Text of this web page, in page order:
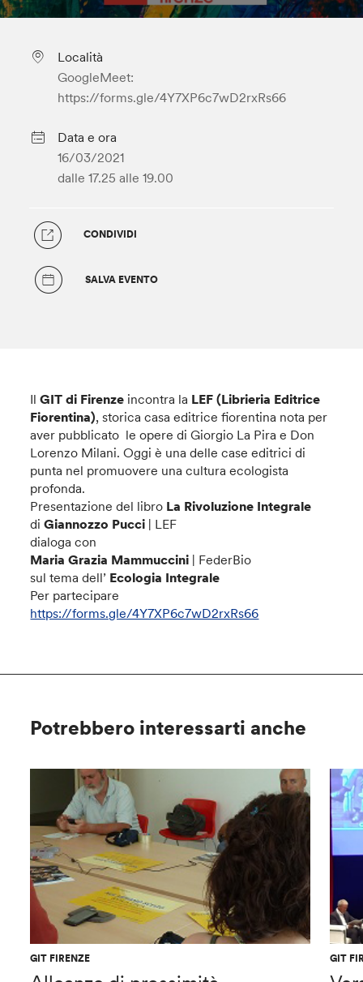
Località
GoogleMeet:
https://forms.gle/4Y7XP6c7wD2rxRs66
Data e ora
16/03/2021
dalle 17.25 alle 19.00
CONDIVIDI
SALVA EVENTO
IlGIT di Firenze incontra la LEF (Librieria Editrice
Fiorentina), storica casa editrice fiorentina nota per
aver pubblicato le opere di Giorgio La Pira e Don
Lorenzo Milani. Oggi è una delle case editrici di
punta nel promuovere una cultura ecologista
profonda.
Presentazione del libro La Rivoluzione Integrale
diGiannozzo Pucci | LEF
dialoga con
Maria Grazia Mammuccini | FederBio
sul tema dell’ Ecologia Integrale
Per partecipare
https://forms.gle/4Y7XP6c7wD2rxRs66
Potrebbero interessarti anche
GIT FIRENZE GIT